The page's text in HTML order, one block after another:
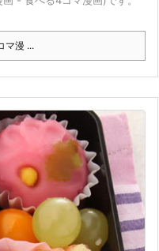
マ漫 ...